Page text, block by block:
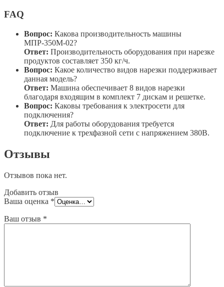
FAQ
Вопрос: Какова производительность машины
МПР-350М-02?
Ответ: Производительность оборудования при нарезке
продуктов составляет 350 кг/ч.
Вопрос: Какое количество видов нарезки поддерживает
данная модель?
Ответ: Машина обеспечивает 8 видов нарезки
благодаря входящим в комплект 7 дискам и решетке.
Вопрос: Каковы требования к электросети для
подключения?
Ответ: Для работы оборудования требуется
подключение к трехфазной сети с напряжением 380В.
Отзывы
Отзывов пока нет.
Добавить отзыв
Ваша оценка *
Ваш отзыв *